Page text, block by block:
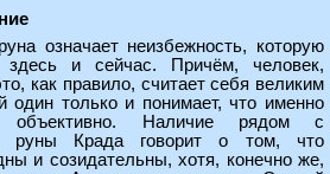
означает неизбежность, которую
здесь и сейчас. Причём, человек,
как правило, считает себя великим
один только и понимает, что именно
объективно. Наличие рядом с
руны Крада говорит о том, что
и созидательны, хотя, конечно же,